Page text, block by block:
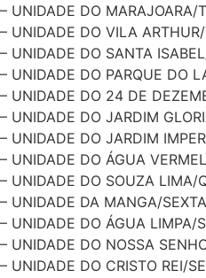
– UNIDADE DO MARAJOARA/
– UNIDADE DO VILA
– UNIDADE DO SANTA
– UNIDADE DO PARQUE DO
– UNIDADE DO 24 DE
– UNIDADE DO JARDIM
– UNIDADE DO JARDIM
– UNIDADE DO ÁGUA
– UNIDADE DO SOUZA LIMA/
– UNIDADE DA MANGA/
– UNIDADE DO ÁGUA LIMPA/
– UNIDADE DO NOSSA
– UNIDADE DO CRISTO REI/